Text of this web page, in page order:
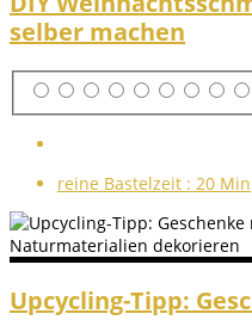
selber machen
reine Bastelzeit : 20 Min
Upcycling-Tipp: